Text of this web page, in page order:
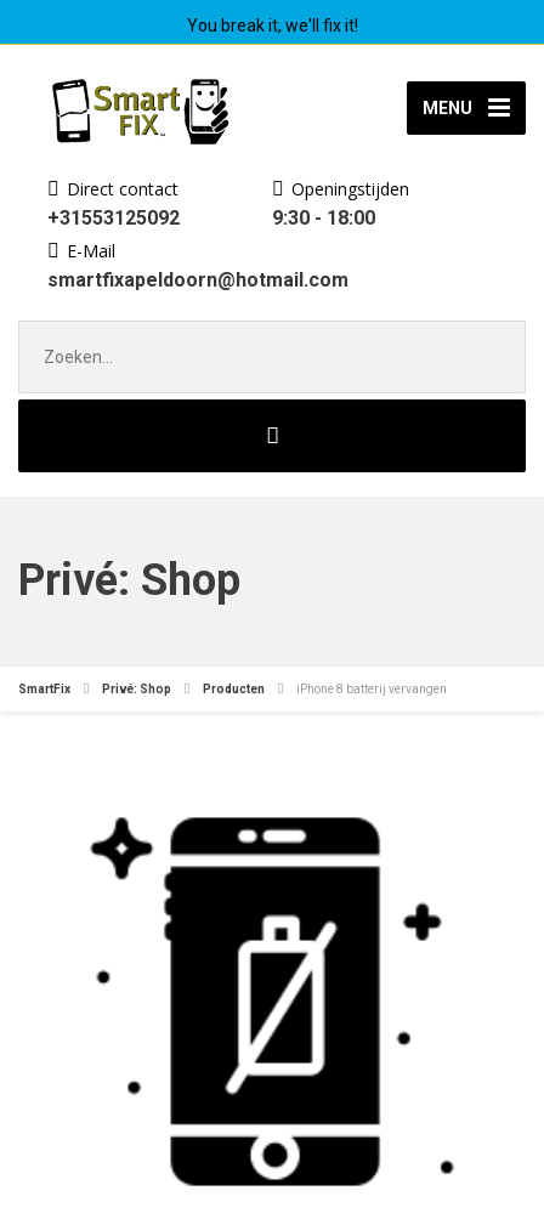
You break it, we'll fix it!
MENU
Direct contact
+31553125092
Openingstijden
9:30 - 18:00
E-Mail
smartfixapeldoorn@hotmail.com
naar:
Privé: Shop
SmartFix Privé: Shop Producten iPhone 8 batterij vervangen